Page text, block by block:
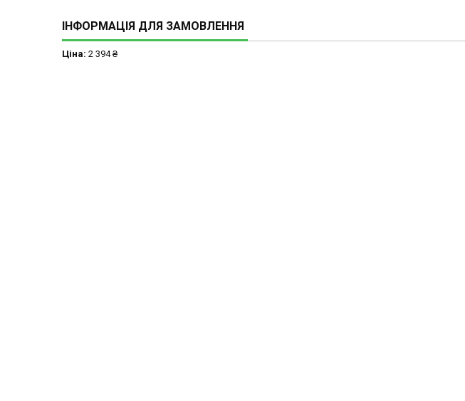
ІНФОРМАЦІЯ ДЛЯ ЗАМОВЛЕННЯ
Ціна: 2 394 ₴